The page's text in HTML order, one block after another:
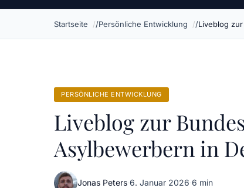
Startseite Persönliche Entwicklung Liveblog
PERSÖNLICHE ENTWICKLUNG
Liveblog zur
Asylbewerbern in
Jonas Peters·6. Januar 2026·6 min